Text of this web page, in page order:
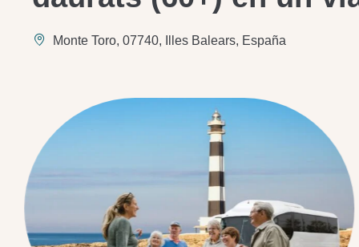
Monte Toro, 07740, Illes Balears, España